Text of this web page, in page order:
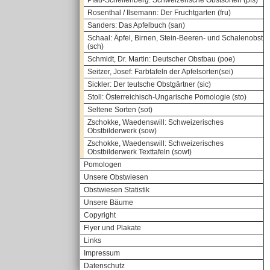
Rosenthal / Ilsemann: Der Fruchtgarten (fru)
Sanders: Das Apfelbuch (san)
Schaal: Äpfel, Birnen, Stein-Beeren- und Schalenobst
(sch)
Schmidt, Dr. Martin: Deutscher Obstbau (poe)
Seitzer, Josef: Farbtafeln der Apfelsorten(sei)
Sickler: Der teutsche Obstgärtner (sic)
Stoll: Österreichisch-Ungarische Pomologie (sto)
Seltene Sorten (sot)
Zschokke, Waedenswill: Schweizerisches
Obstbilderwerk (sow)
Zschokke, Waedenswill: Schweizerisches
Obstbilderwerk Texttafeln (sowt)
Pomologen
Unsere Obstwiesen
Obstwiesen Statistik
Unsere Bäume
Copyright
Flyer und Plakate
Links
Impressum
Datenschutz